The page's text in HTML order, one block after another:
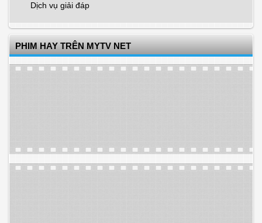
Dịch vụ giải đáp
PHIM HAY TRÊN MYTV NET